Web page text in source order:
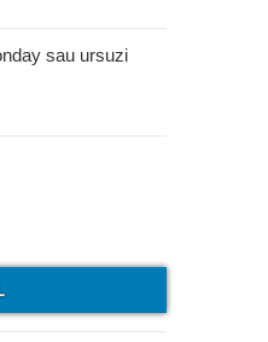
sau ursuzi